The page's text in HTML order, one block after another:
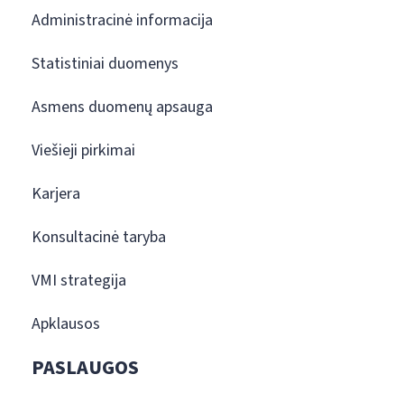
Administracinė informacija
Statistiniai duomenys
Asmens duomenų apsauga
Viešieji pirkimai
Karjera
Konsultacinė taryba
VMI strategija
Apklausos
PASLAUGOS